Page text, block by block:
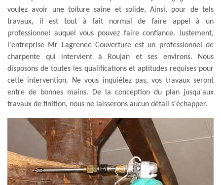
voulez avoir une toiture saine et solide. Ainsi, pour de tels
travaux, il est tout à fait normal de faire appel à un
professionnel auquel vous pouvez faire confiance. Justement,
l'entreprise Mr Lagrenee Couverture est un professionnel de
charpente qui intervient à Roujan et ses environs. Nous
disposons de toutes les qualifications et aptitudes requises pour
cette intervention. Ne vous inquiétez pas, vos travaux seront
entre de bonnes mains. De la conception du plan jusqu'aux
travaux de finition, nous ne laisserons aucun détail s'échapper.